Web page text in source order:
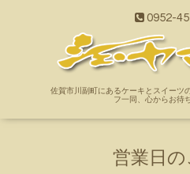
0952-
佐賀市川副町にあるケーキとスイーツ
フ一同、心からお待
営業日の